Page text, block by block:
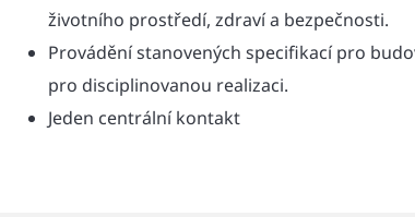
životního prostředí, zdraví a bezpečnosti.
Provádění stanovených specifikací pro
pro disciplinovanou realizaci.
Jeden centrální kontakt